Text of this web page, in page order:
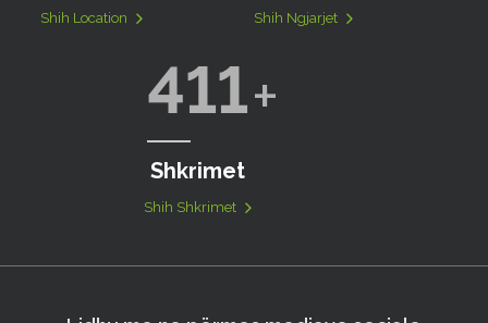
Shih Location Shih Ngjarjet
411
Shkrimet
Shih Shkrimet